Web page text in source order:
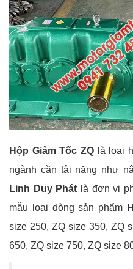
Hộp Giảm Tốc ZQ là loại
ngành cần tải nặng như
Linh Duy Phát là đơn vị
mẫu loại dòng sản phẩm
size 250, ZQ size 350, ZQ
650, ZQ size 750, ZQ size